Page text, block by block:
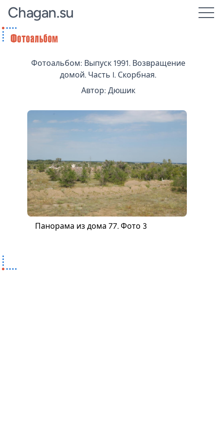
Chagan.su
Фотоальбом: Выпуск 1991. Возвращение
домой. Часть I. Скорбная.
Автор: Дюшик
Панорама из дома 77. Фото 3